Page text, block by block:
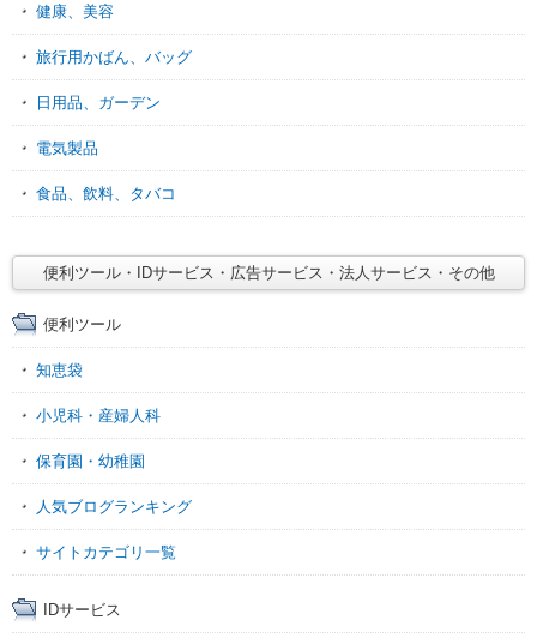
健康、美容
旅行用かばん、バッグ
日用品、ガーデン
電気製品
食品、飲料、タバコ
便利ツール・IDサービス・広告サービス・法人サービス・その他
便利ツール
知恵袋
小児科・産婦人科
保育園・幼稚園
人気ブログランキング
サイトカテゴリ一覧
IDサービス